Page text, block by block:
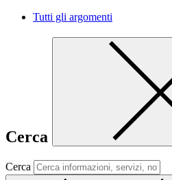
Tutti gli argomenti
Cerca
Cerca